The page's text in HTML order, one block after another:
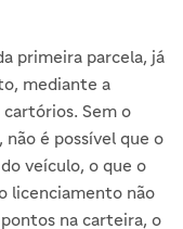
primeira parcela, já
mediante a
Sem o
é possível que o
veículo, o que o
licenciamento não
na carteira, o